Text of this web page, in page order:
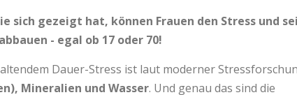
sich gezeigt hat, können Frauen den Stress und
- egal ob 17 oder 70!
Dauer-Stress ist laut moderner
Mineralien und Wasser. Und genau das sind die